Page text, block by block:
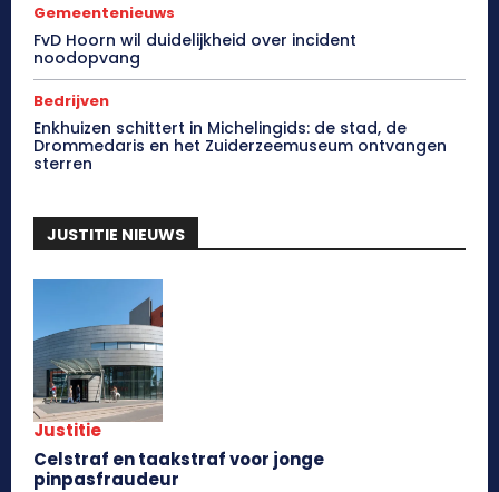
Gemeentenieuws
FvD Hoorn wil duidelijkheid over incident
noodopvang
Bedrijven
Enkhuizen schittert in Michelingids: de stad, de
Drommedaris en het Zuiderzeemuseum ontvangen
sterren
JUSTITIE NIEUWS
Justitie
Celstraf en taakstraf voor jonge
pinpasfraudeur